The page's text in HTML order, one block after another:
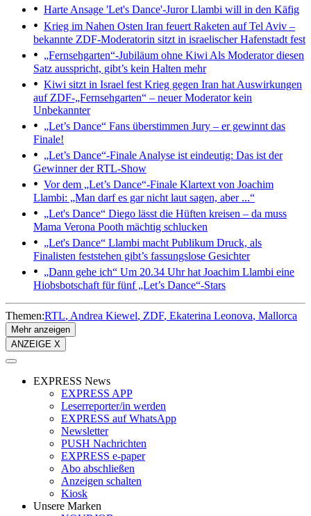
Harte Ansage 'Let's Dance'-Juror Llambi will in den Käfig
Krieg im Nahen Osten Iran feuert Raketen auf Tel Aviv –
bekannte ZDF-Moderatorin sitzt in israelischer Hafenstadt fest
„Fernsehgarten“-Jubiläum ohne Kiwi Als Moderator diesen
Satz ausspricht, gibt’s kein Halten mehr
Kiwi sitzt in Israel fest Krieg gegen Iran hat Auswirkungen
auf ZDF-„Fernsehgarten“ – neuer Moderator kein
Unbekannter
„Let’s Dance“ Fans überstimmen Jury – er gewinnt das
Finale!
„Let’s Dance“-Finale Analyse ist eindeutig: Das ist der
Gewinner der RTL-Show
Vor dem „Let’s Dance“-Finale Klartext von Joachim
Llambi: „Man darf es gar nicht laut sagen, aber ...“
„Let's Dance“ Diego lässt die Hüften kreisen – da muss
Mama Verona Pooth mächtig schlucken
„Let's Dance“ Llambi macht Publikum Druck, als
Finalisten feststehen gibt’s fassungslose Gesichter
„Dann gehe ich“ Um 20.34 Uhr hat Joachim Llambi eine
Hiobsbotschaft für fünf „Let’s Dance“-Stars
Themen:RTL Andrea Kiewel ZDF Ekaterina Leonova Mallorca
Mehr anzeigen
ANZEIGE X
EXPRESS News
EXPRESS APP
Leserreporter/in werden
EXPRESS auf WhatsApp
Newsletter
PUSH Nachrichten
EXPRESS e-paper
Abo abschließen
Anzeigen schalten
Kiosk
Unsere Marken